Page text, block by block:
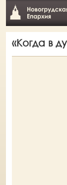
«Когда в